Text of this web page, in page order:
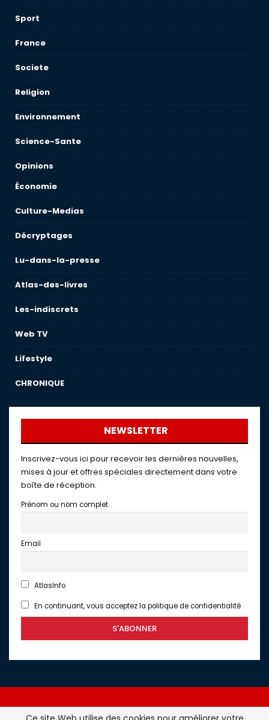
Sport
France
Societe
Religion
Environnement
Science-Sante
Opinions
Économie
Culture-Medias
Décryptages
Lu-dans-la-presse
Atlas-des-livres
Les-indiscrets
Web TV
Lifestyle
CHRONIQUE
NEWSLETTER
Inscrivez-vous ici pour recevoir les dernières nouvelles,
mises à jour et offres spéciales directement dans votre
boîte de réception.
Prénom ou nom complet
Email
AtlasInfo
En continuant, vous acceptez la politique de confidentialité